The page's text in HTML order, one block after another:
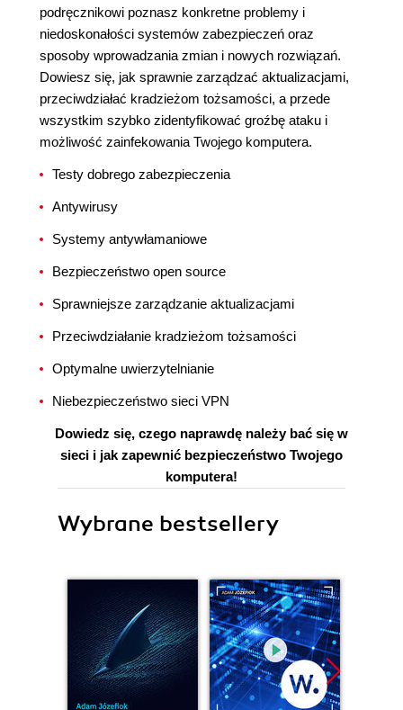
podręcznikowi poznasz konkretne problemy i
niedoskonałości systemów zabezpieczeń oraz
sposoby wprowadzania zmian i nowych rozwiązań.
Dowiesz się, jak sprawnie zarządzać aktualizacjami,
przeciwdziałać kradzieżom tożsamości, a przede
wszystkim szybko zidentyfikować groźbę ataku i
możliwość zainfekowania Twojego komputera.
Testy dobrego zabezpieczenia
Antywirusy
Systemy antywłamaniowe
Bezpieczeństwo open source
Sprawniejsze zarządzanie aktualizacjami
Przeciwdziałanie kradzieżom tożsamości
Optymalne uwierzytelnianie
Niebezpieczeństwo sieci VPN
Dowiedz się, czego naprawdę należy bać się w
sieci i jak zapewnić bezpieczeństwo Twojego
komputera!
Wybrane bestsellery